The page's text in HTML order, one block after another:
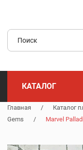
КАТАЛОГ
Главная / Каталог
Gems
/ Marvel